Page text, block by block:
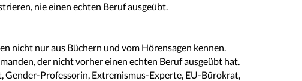
nie einen echten Beruf ausgeübt.
nicht nur aus Büchern und vom Hörensagen kennen.
der nicht vorher einen echten Beruf ausgeübt hat.
Professorin, Extremismus-Experte, EU-Bürokrat,